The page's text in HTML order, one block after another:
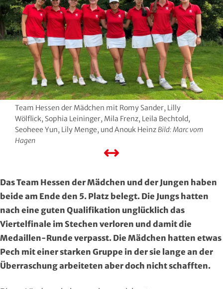
Team Hessen der Mädchen mit Romy Sander, Lilly
Wölflick, Sophia Leininger, Mila Frenz, Leila Bechtold,
Seoheee Yun, Lily Menge, und Anouk Heinz Bild: Marc vom
Hagen
Das Team Hessen der Mädchen und der Jungen haben
beide am Ende den 5. Platz belegt. Die Jungs hatten
nach eine guten Qualifikation unglücklich das
Viertelfinale im Stechen verloren und damit die
Medaillen-Runde verpasst. Die Mädchen hatten etwas
Pech mit einer starken Gruppe in der sie lange an der
Überraschung arbeiteten aber doch nicht schafften.
Hersfeld-Rotenburg
Hochtaunus
Lahn-Dill
Limburg-Weilburg
Main-Kinzig und Stadt Hanau
Main-Taunus
Odenwald
Offenbach
Region Kassel
Rheingau-Taunus
Baseball & Softball
Basketball
Behinderten- und Rehabilitations-Sport
Billard
Bob- und Schlittensport
Boxen
Cheerleading und Cheerperformance
Cricket
Dart
DAV
Eishockey
Dt. Olympische Gesellschaft
Hochschulsport
Kneipp-Bund Hessen
Naturfreunde Hessen
RKB Solidarität
Special Olympics
Sportärzteverband